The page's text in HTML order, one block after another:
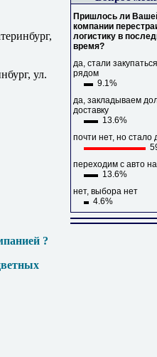
ул.
?
Пришлось ли
компании
логистику в
время?
да, стали
рядом
9.1%
да, закладываем
доставку
13.6%
почти нет, но стало
переходим с авто
13.6%
нет, выбора нет
4.6%